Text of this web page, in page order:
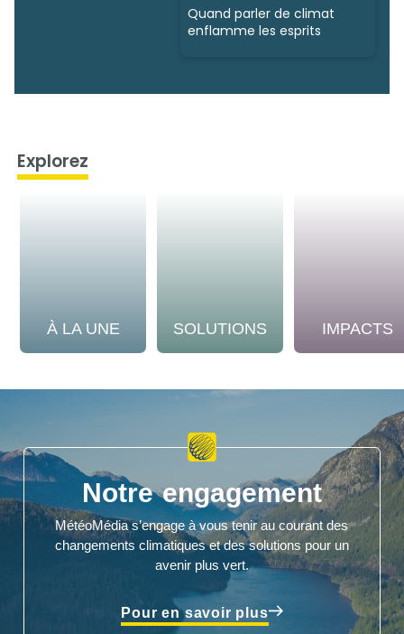
Quand parler de climat
enflamme les esprits
Explorez
À LA UNE SOLUTIONS IMPACTS
Notre engagement
MétéoMédia s’engage à vous tenir au courant des
changements climatiques et des solutions pour un
avenir plus vert.
Pour en savoir plus